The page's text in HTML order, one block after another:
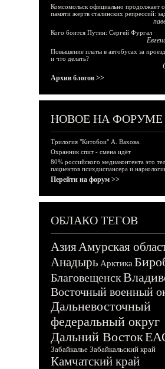
Комсомольск официально продолжает
памяти жертв сталинских репрессий:
Кого боится Путин: Сергей Фургал
Повышение платы в автобусах за
и что делать?
Архив блогов >>
НОВОЕ НА ФОРУМЕ
Трилогия "Китобои" А. Вахова.
Охранник спит - смена идёт
80% российского медиаконтента это
пациентов психдиспансера и
Перейти на форум >>
ОБЛАКО ТЕГОВ
АзияАмурская
Анадырь Арктика
Благовещенск
Восточный военный
Дальневосточный
федеральный округ
Дальний Восток
Забайкалье Забайкальский край
Камчатский край